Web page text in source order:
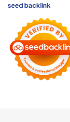
seed backlink